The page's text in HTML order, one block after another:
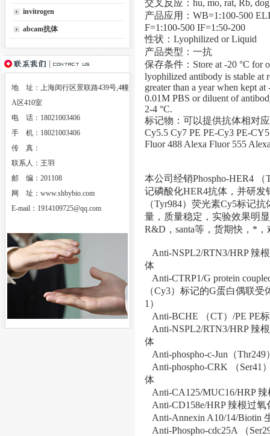
invitrogen
abcam抗体
地 址：上海闵行区景联路439号,4幢
A区410室
电 话：18021003406
手 机：18021003406
传 真：
联系人：王羽
邮 编：201108
网 址： www.shbybio.com
E-mail： 1914109725@qq.com
交叉反应：hu, mo, rat, Rb,
产品应用：WB=1:100-500
F=1:100-500 IF=1:50-200
性状：Lyophilized or Liquid
产品类型：一抗
保存条件：Store at -20 °C for
lyophilized antibody is stable at
greater than a year when kept
0.01M PBS or diluent of
2-4 °C.
标记物：可以提供抗体相对
Cy5.5 Cy7 PE PE-Cy3 PE-
Fluor 488 Alexa Fluor 555
本公司经销Phospho-HER4
记磷酸化HER4抗体，并研发
（Tyr984）荧光素Cy5标记
量，质量稳定，实验效果明
R&D，santa等，货期快，*
Anti-NSPL2/RTN3/HRP 辣
体
Anti-CTRP1/G protein
（Cy3）标记的G蛋白偶联
1）
Anti-BCHE （CT）/PE PE
Anti-NSPL2/RTN3/HRP 辣
体
Anti-phospho-c-Jun（
Anti-phospho-CRK （Ser41
体
Anti-CA125/MUC16/HRP
Anti-CD158e/HRP 辣根过
Anti-Annexin A10/14/Biotin
Anti-Phospho-cdc25A （